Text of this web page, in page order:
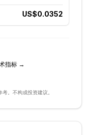
US$0.0352
指标 →
。不构成投资建议。